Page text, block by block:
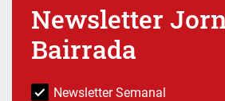
Newsletter
Bairrada
Newsletter Semanal